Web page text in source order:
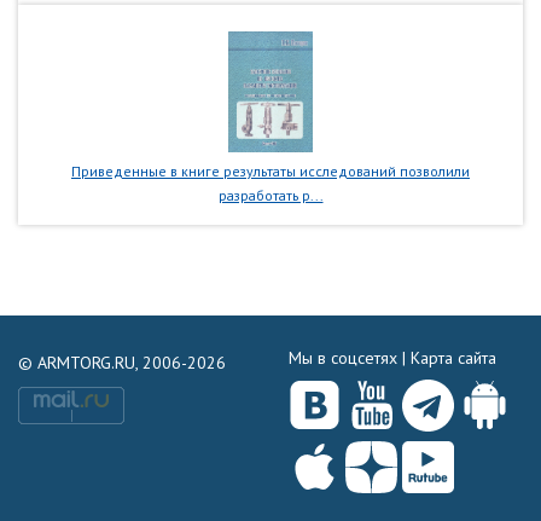
Приведенные в книге результаты исследований позволили
разработать р...
© ARMTORG.RU, 2006-2026 Мы в соцсетях | Карта сайта